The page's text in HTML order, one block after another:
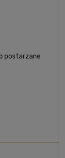
postarzane